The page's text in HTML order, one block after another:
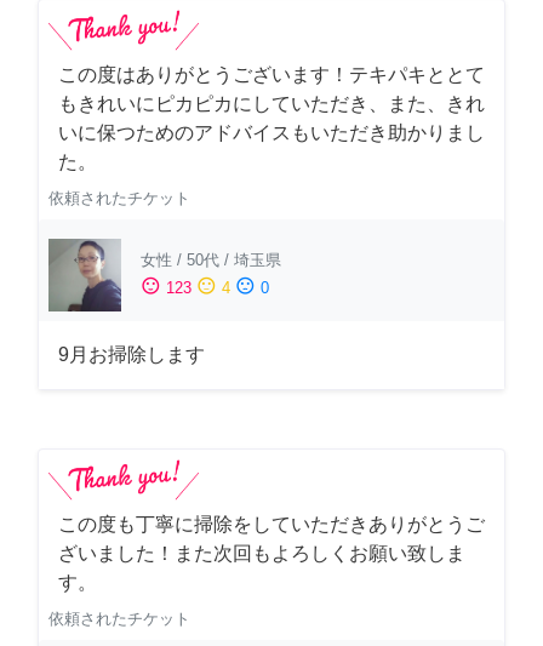
この度はありがとうございます！テキパキととて
もきれいにピカピカにしていただき、また、きれ
いに保つためのアドバイスもいただき助かりまし
た。
依頼されたチケット
女性 / 50代 / 埼玉県
sentiment_satisfied 123 sentiment_neutral 4 sentiment_dissatisfied 0
9月お掃除します
この度も丁寧に掃除をしていただきありがとうご
ざいました！また次回もよろしくお願い致しま
す。
依頼されたチケット